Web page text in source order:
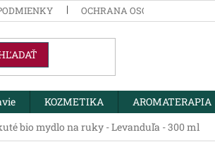
OCHRANA OSOBNÝCH ÚDAJOV
KOZMETIKA AROMATERAPIA
bio mydlo na ruky - Levanduľa - 300 ml